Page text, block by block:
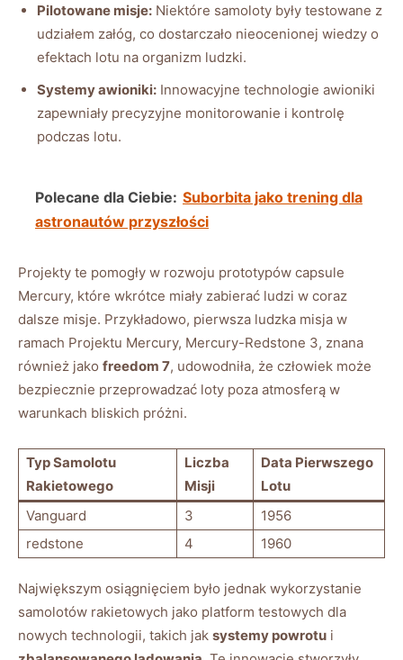
Pilotowane misje: Niektóre samoloty były testowane z
udziałem załóg, co dostarczało nieocenionej wiedzy o
efektach lotu na organizm ludzki.
Systemy awioniki: Innowacyjne technologie awioniki
zapewniały precyzyjne monitorowanie i kontrolę
podczas lotu.
Polecane dla Ciebie: Suborbita jako trening dla
astronautów przyszłości
Projekty te pomogły w rozwoju prototypów capsule
Mercury, które wkrótce miały zabierać ludzi w coraz
dalsze misje. Przykładowo, pierwsza ludzka misja w
ramach Projektu Mercury, Mercury-Redstone 3, znana
również jako freedom 7, udowodniła, że człowiek może
bezpiecznie przeprowadzać loty poza atmosferą w
warunkach bliskich próżni.
Typ Samolotu
Rakietowego
Liczba
Misji
Data Pierwszego
Lotu
Vanguard
3
1956
redstone
4 1960
Największym osiągnięciem było jednak wykorzystanie
samolotów rakietowych jako platform testowych dla
nowych technologii, takich jak systemy powrotu i